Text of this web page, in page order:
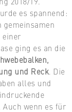
es spannend:
gemeinsamen
einer
ging es an die
und Reck . Die
alles und
Auch wenn es für